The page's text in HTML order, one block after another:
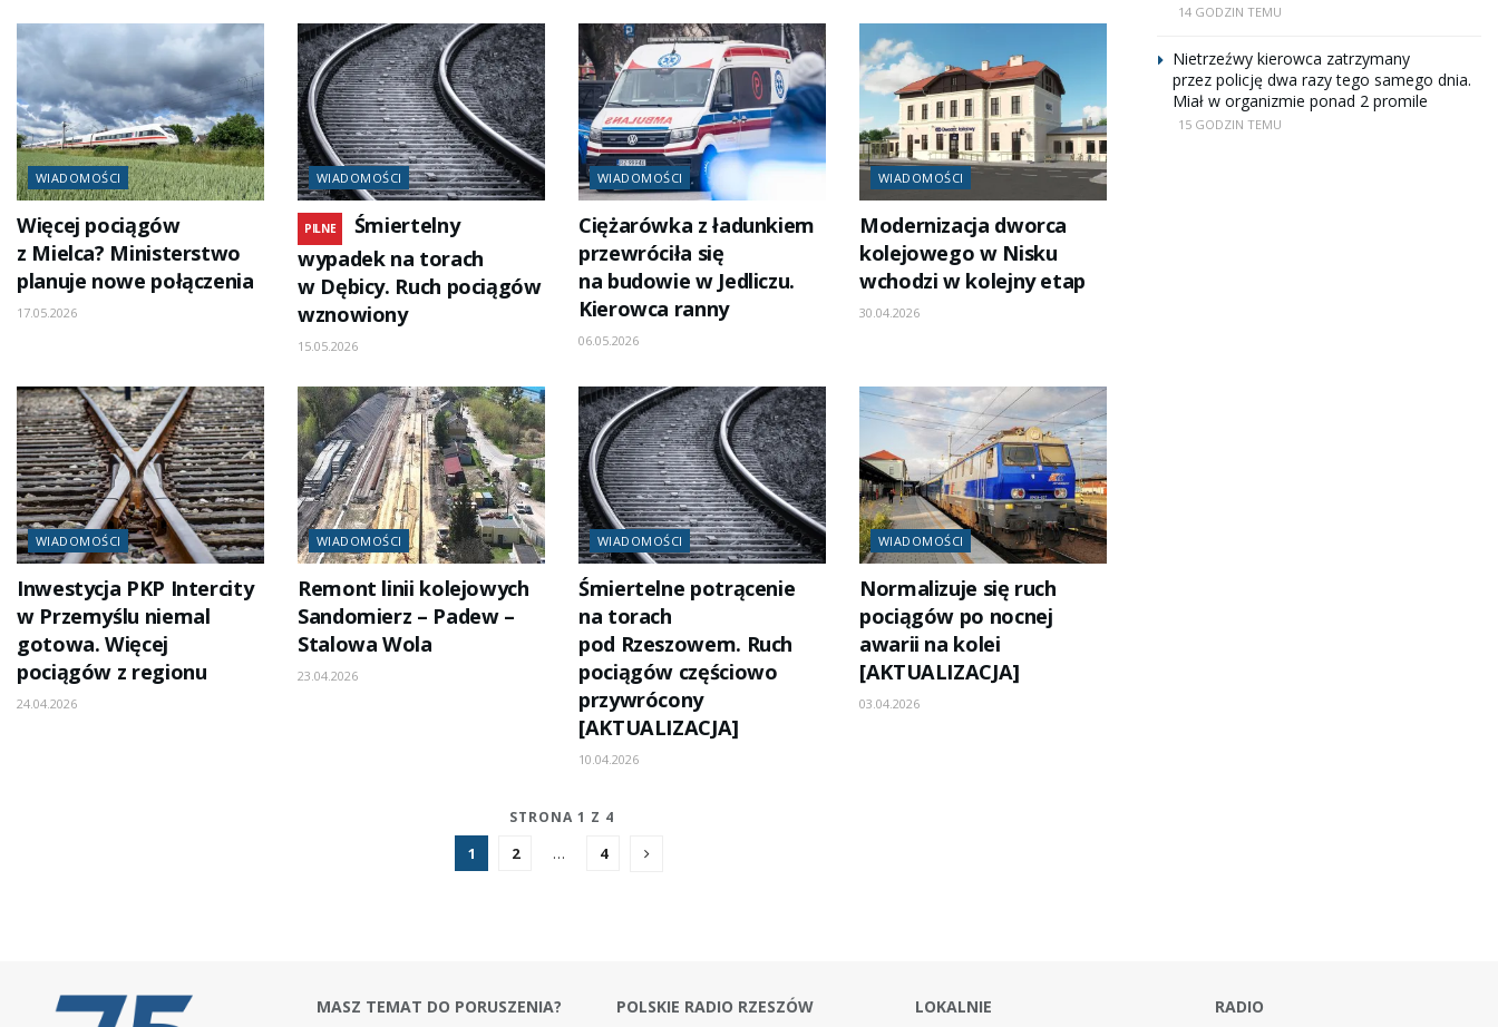
WIADOMOŚCI
Więcej pociągów
z Mielca? Ministerstwo
planuje nowe połączenia
17.05.2026
WIADOMOŚCI
PILNE
Śmiertelny
wypadek na torach
w Dębicy. Ruch pociągów
wznowiony
15.05.2026
WIADOMOŚCI
Ciężarówka z ładunkiem
przewróciła się
na budowie w Jedliczu.
Kierowca ranny
06.05.2026
WIADOMOŚCI
Modernizacja dworca
kolejowego w Nisku
wchodzi w kolejny etap
30.04.2026
WIADOMOŚCI
Inwestycja PKP Intercity
w Przemyślu niemal
gotowa. Więcej
pociągów z regionu
24.04.2026
WIADOMOŚCI
Remont linii kolejowych
Sandomierz – Padew –
Stalowa Wola
23.04.2026
WIADOMOŚCI
Śmiertelne potrącenie
na torach
pod Rzeszowem. Ruch
pociągów częściowo
przywrócony
[AKTUALIZACJA]
10.04.2026
WIADOMOŚCI
Normalizuje się ruch
pociągów po nocnej
awarii na kolei
[AKTUALIZACJA]
03.04.2026
STRONA 1 Z 4
1 2 … 4
14 GODZIN TEMU
Nietrzeźwy kierowca zatrzymany
przez policję dwa razy tego samego dnia.
Miał w organizmie ponad 2 promile
15 GODZIN TEMU
MASZ TEMAT DO PORUSZENIA? POLSKIE RADIO RZESZÓW LOKALNIE RADIO